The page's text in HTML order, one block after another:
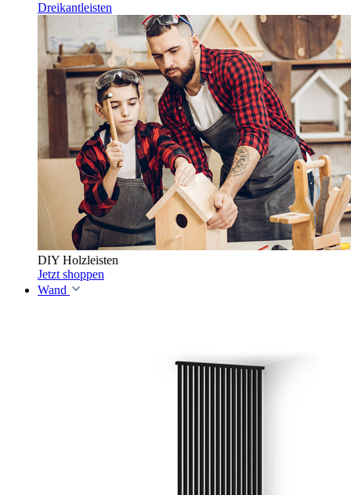
Dreikantleisten
DIY Holzleisten
Jetzt shoppen
Wand